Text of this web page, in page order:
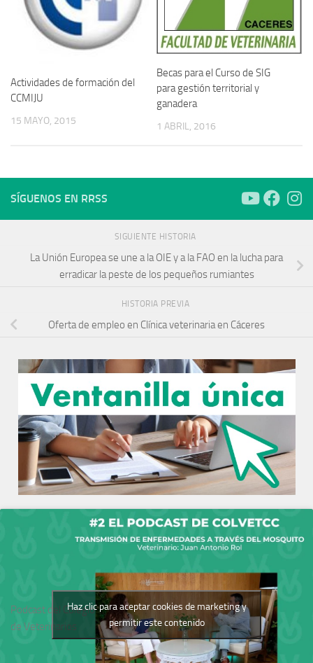
Actividades de formación del
CCMIJU
15 MAYO, 2015
Becas para el Curso de SIG
para gestión territorial y
ganadera
1 ABRIL, 2016
SÍGUENOS EN RRSS
SIGUIENTE HISTORIA
La Unión Europea se une a la OIE y a la FAO en la lucha para
erradicar la peste de los pequeños rumiantes
HISTORIA PREVIA
Oferta de empleo en Clínica veterinaria en Cáceres
Podcast del Colegio
de Veterinarios
Haz clic para aceptar cookies de marketing y
permitir este contenido